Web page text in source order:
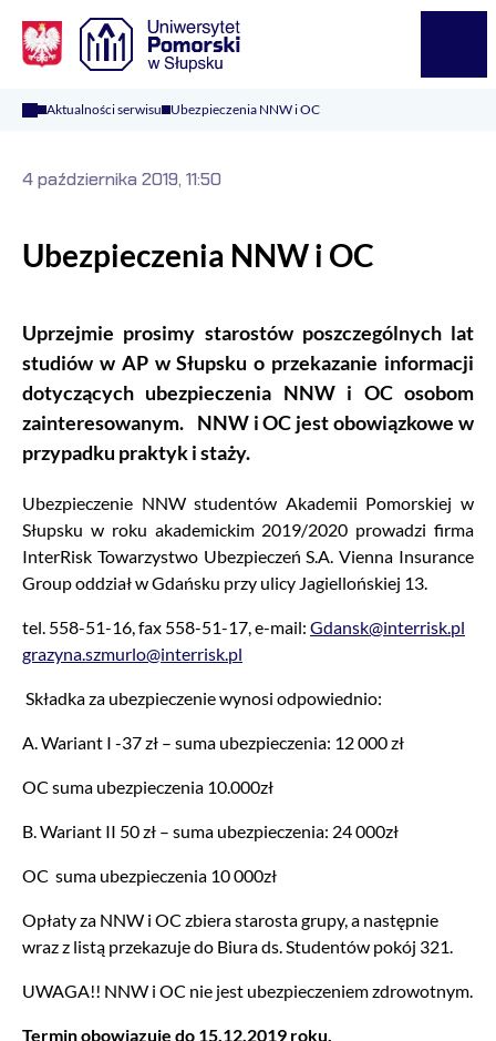
Aktualności serwisu Ubezpieczenia NNW i OC
Ubezpieczenia NNW i OC
Uprzejmie prosimy starostów poszczególnych lat
studiów w AP w Słupsku o przekazanie informacji
dotyczących ubezpieczenia NNW i OC osobom
zainteresowanym. NNW i OC jest obowiązkowe w
przypadku praktyk i staży.
4 października 2019, 11:50
Ubezpieczenie NNW studentów Akademii Pomorskiej w
Słupsku w roku akademickim 2019/2020 prowadzi firma
InterRisk Towarzystwo Ubezpieczeń S.A. Vienna Insurance
Group oddział w Gdańsku przy ulicy Jagiellońskiej 13.
tel. 558-51-16, fax 558-51-17, e-mail: Gdansk@interrisk.pl
grazyna.szmurlo@interrisk.pl
Składka za ubezpieczenie wynosi odpowiednio:
A. Wariant I -37 zł – suma ubezpieczenia: 12 000 zł
OC suma ubezpieczenia 10.000zł
B. Wariant II 50 zł – suma ubezpieczenia: 24 000zł
OC suma ubezpieczenia 10 000zł
Opłaty za NNW i OC zbiera starosta grupy, a następnie
wraz z listą przekazuje do Biura ds. Studentów pokój 321.
UWAGA!! NNW i OC nie jest ubezpieczeniem zdrowotnym.
Termin obowiązuje do 15.12.2019 roku.